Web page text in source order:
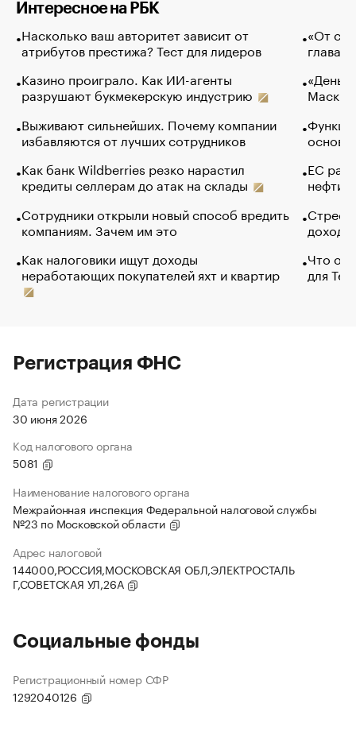
Интересное на РБК
Насколько ваш авторитет зависит от
атрибутов престижа? Тест для лидеров
Казино проиграло. Как ИИ-агенты
разрушают букмекерскую индустрию
Выживают сильнейших. Почему компании
избавляются от лучших сотрудников
Как банк Wildberries резко нарастил
кредиты селлерам до атак на склады
Сотрудники открыли новый способ вредить
компаниям. Зачем им это
Как налоговики ищут доходы
неработающих покупателей яхт и квартир
«От
глава
Маск в
основ
ЕС
нефти
Что
для
Регистрация ФНС
Дата регистрации
30 июня 2026
Код налогового органа
5081
Наименование налогового органа
Межрайонная инспекция Федеральной налоговой службы
№23 по Московской области
Адрес налоговой
144000,РОССИЯ,МОСКОВСКАЯ ОБЛ,ЭЛЕКТРОСТАЛЬ
Г,СОВЕТСКАЯ УЛ,26А
Социальные фонды
Регистрационный номер СФР
1292040126